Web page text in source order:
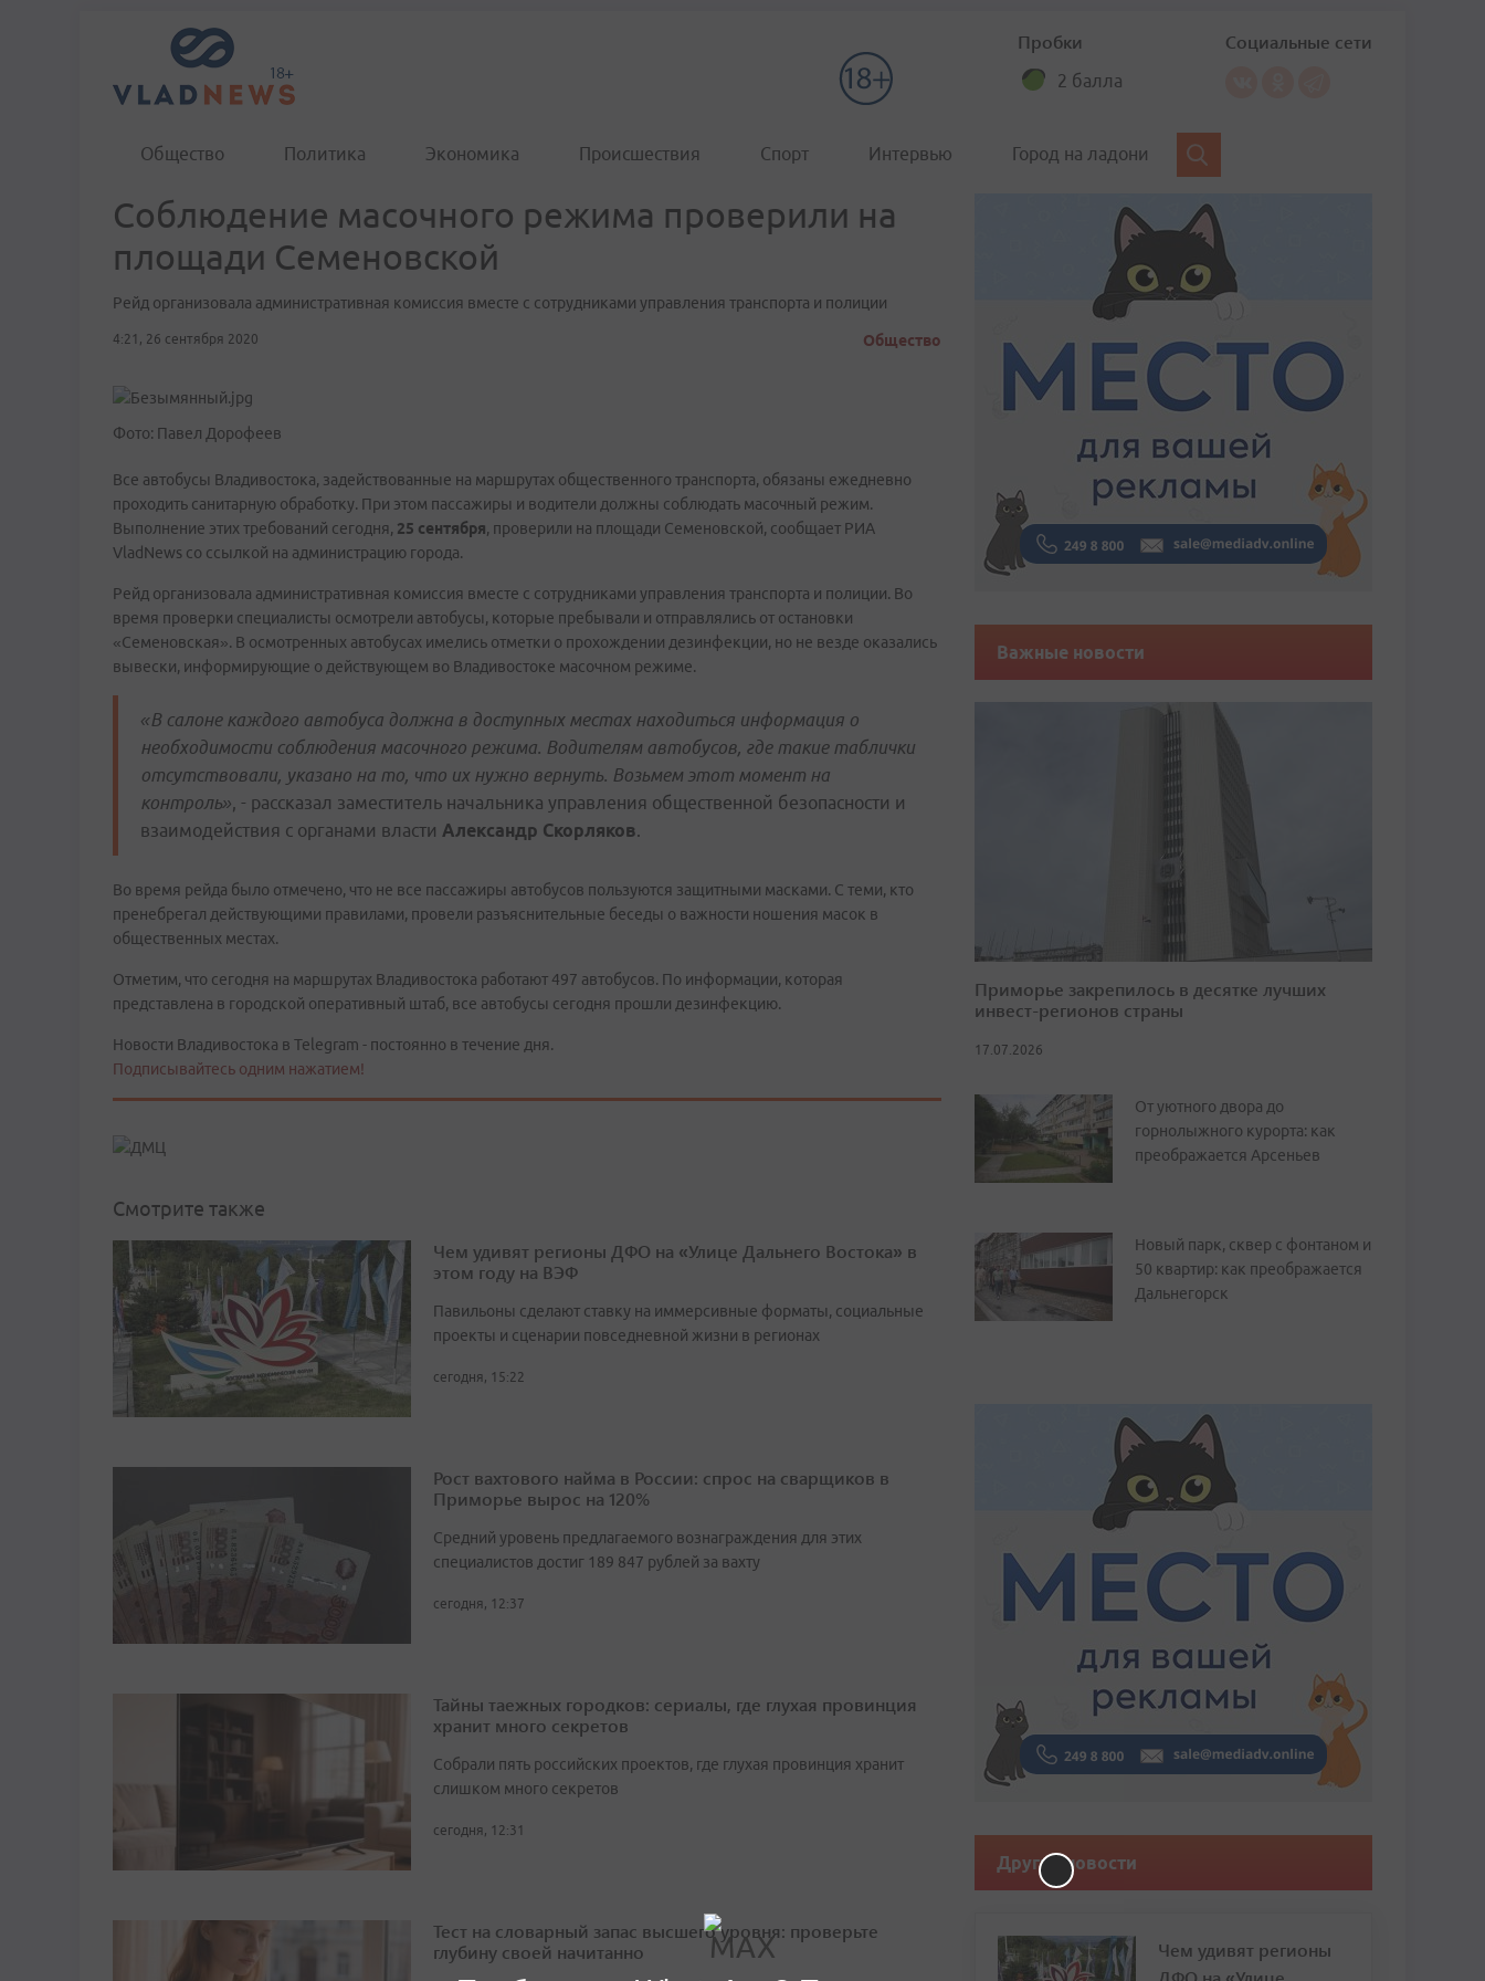
Пробки
2 балла
Социальные сети
Общество Политика Экономика Происшествия Спорт Интервью Город на ладони
Соблюдение масочного режима проверили на
площади Семеновской
Рейд организовала административная комиссия вместе с сотрудниками управления транспорта и полиции
4:21, 26 сентября 2020 Общество
Фото: Павел Дорофеев
Все автобусы Владивостока, задействованные на маршрутах общественного транспорта, обязаны ежедневно
проходить санитарную обработку. При этом пассажиры и водители должны соблюдать масочный режим.
Выполнение этих требований сегодня, 25 сентября, проверили на площади Семеновской, сообщает РИА
VladNews со ссылкой на администрацию города.
Рейд организовала административная комиссия вместе с сотрудниками управления транспорта и полиции. Во
время проверки специалисты осмотрели автобусы, которые пребывали и отправлялись от остановки
«Семеновская». В осмотренных автобусах имелись отметки о прохождении дезинфекции, но не везде оказались
вывески, информирующие о действующем во Владивостоке масочном режиме.
«В салоне каждого автобуса должна в доступных местах находиться информация о
необходимости соблюдения масочного режима. Водителям автобусов, где такие таблички
отсутствовали, указано на то, что их нужно вернуть. Возьмем этот момент на
контроль», - рассказал заместитель начальника управления общественной безопасности и
взаимодействия с органами власти Александр Скорляков.
Во время рейда было отмечено, что не все пассажиры автобусов пользуются защитными масками. С теми, кто
пренебрегал действующими правилами, провели разъяснительные беседы о важности ношения масок в
общественных местах.
Отметим, что сегодня на маршрутах Владивостока работают 497 автобусов. По информации, которая
представлена в городской оперативный штаб, все автобусы сегодня прошли дезинфекцию.
Новости Владивостока в Telegram - постоянно в течение дня.
Подписывайтесь одним нажатием!
Смотрите также
Чем удивят регионы ДФО на «Улице Дальнего Востока» в
этом году на ВЭФ
Павильоны сделают ставку на иммерсивные форматы, социальные
проекты и сценарии повседневной жизни в регионах
сегодня, 15:22
Рост вахтового найма в России: спрос на сварщиков в
Приморье вырос на 120%
Средний уровень предлагаемого вознаграждения для этих
специалистов достиг 189 847 рублей за вахту
сегодня, 12:37
Тайны таежных городков: сериалы, где глухая провинция
хранит много секретов
Собрали пять российских проектов, где глухая провинция хранит
слишком много секретов
сегодня, 12:31
Тест на словарный запас высшего уровня: проверьте
глубину своей начитанно
Важные новости
Приморье закрепилось в десятке лучших
инвест-регионов страны
17.07.2026
От уютного двора до
горнолыжного курорта: как
преображается Арсеньев
Новый парк, сквер с фонтаном и
50 квартир: как преображается
Дальнегорск
Другие новости
Чем удивят регионы